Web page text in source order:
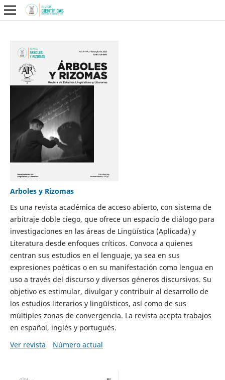
Arboles y Rizomas
Es una revista académica de acceso abierto, con sistema de
arbitraje doble ciego, que ofrece un espacio de diálogo para
investigaciones en las áreas de Lingüística (Aplicada) y
Literatura desde enfoques críticos. Convoca a quienes
centran sus estudios en el lenguaje, ya sea en sus
expresiones poéticas o en su manifestación como lengua en
uso a través del discurso y diversos géneros discursivos. Su
objetivo es estimular, divulgar y contribuir al desarrollo de
los estudios literarios y lingüísticos, así como de sus
múltiples zonas de convergencia. La revista acepta trabajos
en español, inglés y portugués.
Ver revista
Número actual